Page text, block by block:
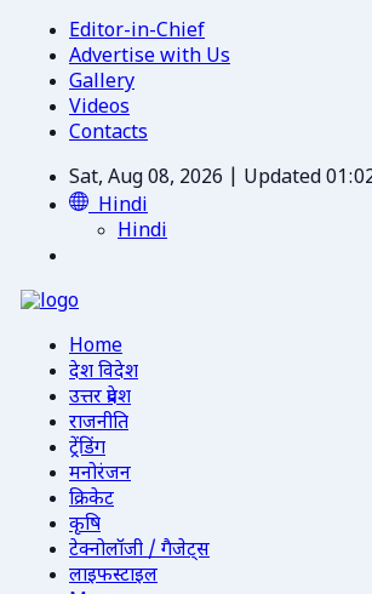
Editor-in-Chief
Advertise with Us
Gallery
Videos
Contacts
Sat, Aug 08, 2026 | Updated
Hindi
Hindi
Home
देश विदेश
उत्तर प्रदेश
राजनीति
ट्रेंडिंग
मनोरंजन
क्रिकेट
कृषि
टेक्नोलॉजी / गैजेट्स
लाइफस्टाइल